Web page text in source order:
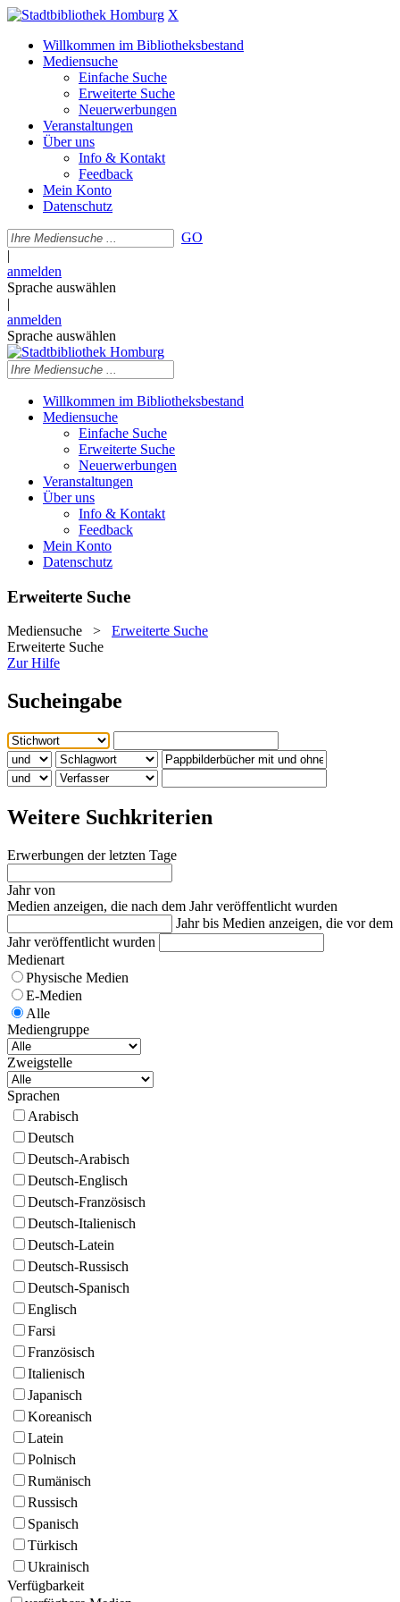
X
Willkommen im Bibliotheksbestand
Mediensuche
Einfache Suche
Erweiterte Suche
Neuerwerbungen
Veranstaltungen
Über uns
Info & Kontakt
Feedback
Mein Konto
Datenschutz
GO
|
anmelden
Sprache auswählen
|
anmelden
Sprache auswählen
Willkommen im Bibliotheksbestand
Mediensuche
Einfache Suche
Erweiterte Suche
Neuerwerbungen
Veranstaltungen
Über uns
Info & Kontakt
Feedback
Mein Konto
Datenschutz
Erweiterte Suche
Mediensuche > Erweiterte Suche
Erweiterte Suche
Zur Hilfe
Sucheingabe
Weitere Suchkriterien
Erwerbungen der letzten Tage
Jahr von
Medien anzeigen, die nach dem Jahr veröffentlicht wurden
Jahr bis Medien anzeigen, die vor dem
Jahr veröffentlicht wurden
Medienart
Physische Medien
E-Medien
Alle
Mediengruppe
Zweigstelle
Sprachen
Arabisch
Deutsch
Deutsch-Arabisch
Deutsch-Englisch
Deutsch-Französisch
Deutsch-Italienisch
Deutsch-Latein
Deutsch-Russisch
Deutsch-Spanisch
Englisch
Farsi
Französisch
Italienisch
Japanisch
Koreanisch
Latein
Polnisch
Rumänisch
Russisch
Spanisch
Türkisch
Ukrainisch
Verfügbarkeit